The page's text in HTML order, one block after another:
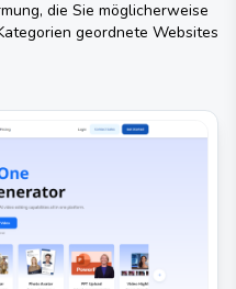
, die Sie möglicherweise
geordnete Websites